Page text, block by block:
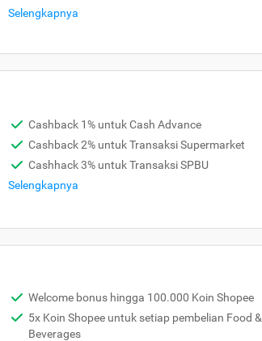
Selengkapnya
Cashback 1% untuk Cash Advance
Cashback 2% untuk Transaksi Supermarket
Cashhack 3% untuk Transaksi SPBU
Selengkapnya
Welcome bonus hingga 100.000 Koin Shopee
5x Koin Shopee untuk setiap pembelian Food &
Beverages